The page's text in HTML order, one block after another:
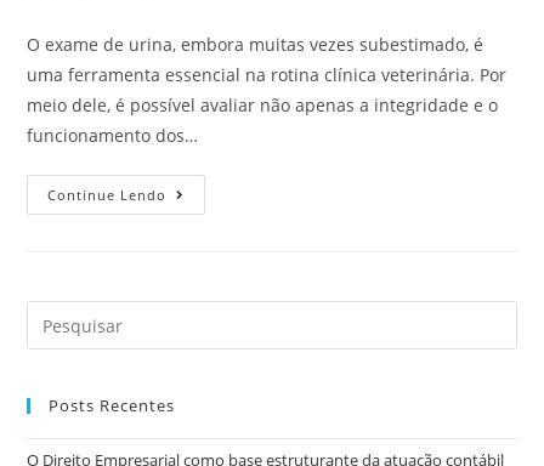
O exame de urina, embora muitas vezes subestimado, é
uma ferramenta essencial na rotina clínica veterinária. Por
meio dele, é possível avaliar não apenas a integridade e o
funcionamento dos…
Continue Lendo
Posts Recentes
O Direito Empresarial como base estruturante da atuação contábil